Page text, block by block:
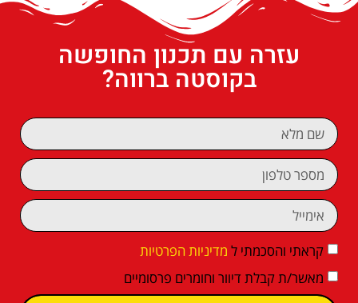
עזרה עם תכנון החופשה
בקוסטה ברווה?
קראתי והסכמתי ל מדיניות הפרטיות
מאשר/ת קבלת דיוור וחומרים פרסומיים